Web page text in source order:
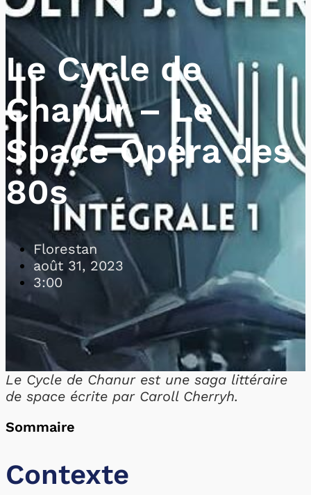
Le Cycle de
Chanur – Le
Space Opéra des
80s
Florestan
août 31, 2023
3:00
Le Cycle de Chanur est une saga littéraire
de space écrite par Caroll Cherryh.
Sommaire
Contexte